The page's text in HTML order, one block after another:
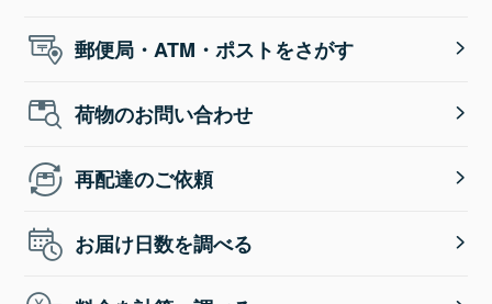
郵便局・ATM・ポストをさがす
荷物のお問い合わせ
再配達のご依頼
お届け日数を調べる